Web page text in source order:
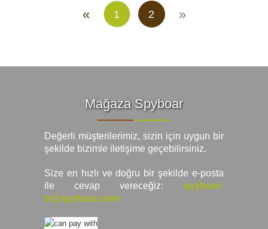
« 1 2 »
Mağaza Spyboar
Değerli müşterilerimiz, sizin için uygun bir
şekilde bizimle iletişime geçebilirsiniz.
Size en hızlı ve doğru bir şekilde e-posta
ile cevap vereceğiz:
spyboar-
tr@spyboar.com